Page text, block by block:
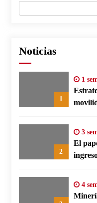
Noticias
1
1
2
3
El
4